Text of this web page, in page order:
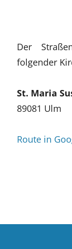
Der
folgender
St. Maria
89081 Ulm
Route in